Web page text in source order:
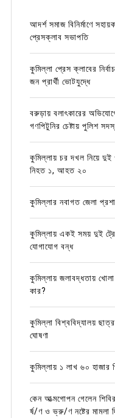
আদর্শ সমাজ বিনির্মাণে
প্রেসক্লাব সভাপতি
কুমিল্লা প্রেস ক্লাবের
জন প্রার্থী ভোটযুদ্ধে
বরুড়ায় বলাৎকারের
গণপিটুনির চেষ্টায় পুলিশ
কুমিল্লায় চর দখল নিয়ে দুই
নিহত ১, আহত ২০
কুমিল্লার নবাগত জেলা
কুমিল্লায় একই সময় দুই
যোগাযোগ বন্ধ
কুমিল্লায় জলাবদ্ধতায়
কার?
কুমিল্লা বিশ্ববিদ্যালয়
ঘোষণা
কুমিল্লায় ১ লাখ ৬০
কেন আত্মগোপন গেলেন
র্ষ/ণ ও ভ্রু/ণ নষ্টের মামলা